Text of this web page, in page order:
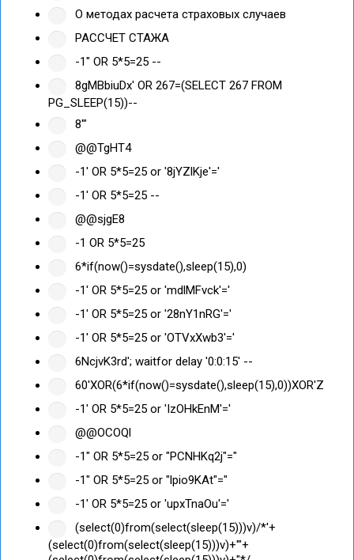
О методах расчета страховых случаев
РАССЧЕТ СТАЖА
-1" OR 5*5=25 --
8gMBbiuDx' OR 267=(SELECT 267 FROM
PG_SLEEP(15))--
8'"
@@TgHT4
-1' OR 5*5=25 or '8jYZlKje'='
-1' OR 5*5=25 --
@@sjgE8
-1 OR 5*5=25
6*if(now()=sysdate(),sleep(15),0)
-1' OR 5*5=25 or 'mdlMFvck'='
-1' OR 5*5=25 or '28nY1nRG'='
-1' OR 5*5=25 or 'OTVxXwb3'='
6NcjvK3rd'; waitfor delay '0:0:15' --
60'XOR(6*if(now()=sysdate(),sleep(15),0))XOR'Z
-1' OR 5*5=25 or 'IzOHkEnM'='
@@OCOQl
-1" OR 5*5=25 or "PCNHKq2j"="
-1" OR 5*5=25 or "lpio9KAt"="
-1' OR 5*5=25 or 'upxTnaOu'='
(select(0)from(select(sleep(15)))v)/*'+
(select(0)from(select(sleep(15)))v)+'"+